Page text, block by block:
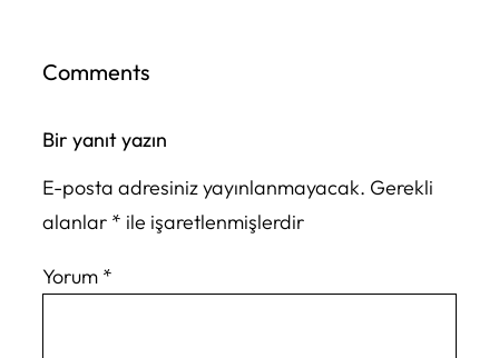
Comments
Bir yanıt yazın
E-posta adresiniz yayınlanmayacak. Gerekli
alanlar * ile işaretlenmişlerdir
Yorum *